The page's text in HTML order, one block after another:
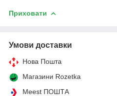
Приховати
Умови доставки
Нова Пошта
Магазини Rozetka
Meest ПОШТА